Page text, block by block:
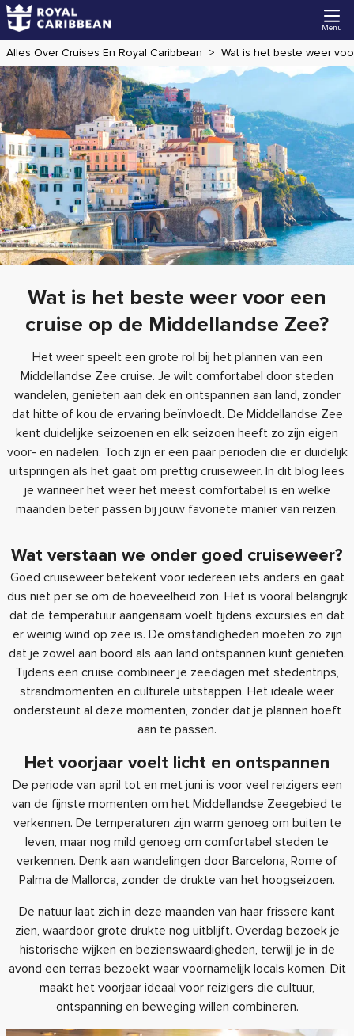
Menu
Alles Over Cruises En Royal Caribbean Wat is het beste weer
Wat is het beste weer voor een
cruise op de Middellandse Zee?
Het weer speelt een grote rol bij het plannen van een
Middellandse Zee cruise. Je wilt comfortabel door steden
wandelen, genieten aan dek en ontspannen aan land, zonder
dat hitte of kou de ervaring beïnvloedt. De Middellandse Zee
kent duidelijke seizoenen en elk seizoen heeft zo zijn eigen
voor- en nadelen. Toch zijn er een paar perioden die er duidelijk
uitspringen als het gaat om prettig cruiseweer. In dit blog lees
je wanneer het weer het meest comfortabel is en welke
maanden beter passen bij jouw favoriete manier van reizen.
Wat verstaan we onder goed cruiseweer?
Goed cruiseweer betekent voor iedereen iets anders en gaat
dus niet per se om de hoeveelheid zon. Het is vooral belangrijk
dat de temperatuur aangenaam voelt tijdens excursies en dat
er weinig wind op zee is. De omstandigheden moeten zo zijn
dat je zowel aan boord als aan land ontspannen kunt genieten.
Tijdens een cruise combineer je zeedagen met stedentrips,
strandmomenten en culturele uitstappen. Het ideale weer
ondersteunt al deze momenten, zonder dat je plannen hoeft
aan te passen.
Het voorjaar voelt licht en ontspannen
De periode van april tot en met juni is voor veel reizigers een
van de fijnste momenten om het Middellandse Zeegebied te
verkennen. De temperaturen zijn warm genoeg om buiten te
leven, maar nog mild genoeg om comfortabel steden te
verkennen. Denk aan wandelingen door Barcelona, Rome of
Palma de Mallorca, zonder de drukte van het hoogseizoen.
De natuur laat zich in deze maanden van haar frissere kant
zien, waardoor grote drukte nog uitblijft. Overdag bezoek je
historische wijken en bezienswaardigheden, terwijl je in de
avond een terras bezoekt waar voornamelijk locals komen. Dit
maakt het voorjaar ideaal voor reizigers die cultuur,
ontspanning en beweging willen combineren.